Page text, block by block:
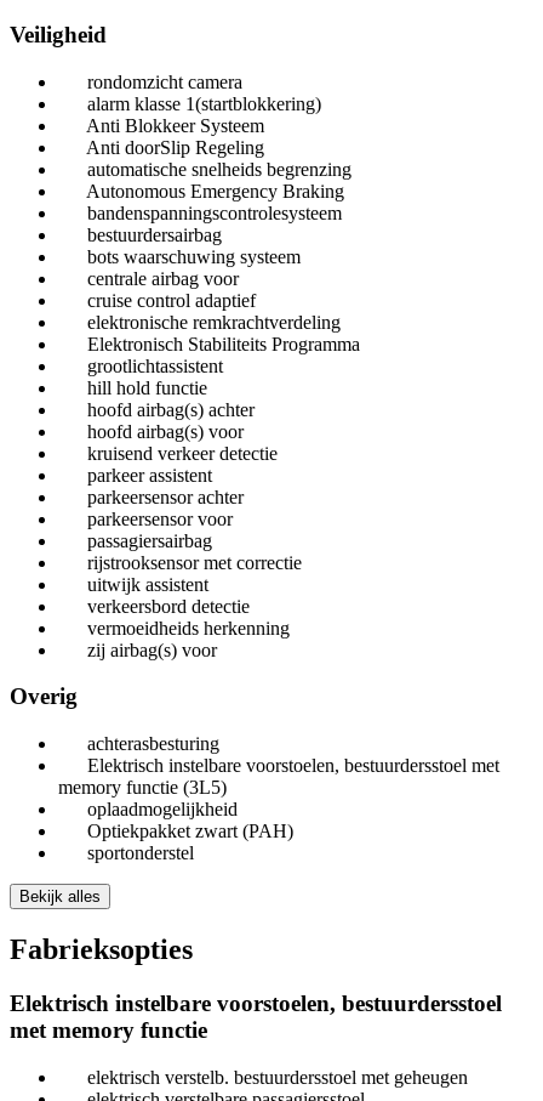
Veiligheid
rondomzicht camera
alarm klasse 1(startblokkering)
Anti Blokkeer Systeem
Anti doorSlip Regeling
automatische snelheids begrenzing
Autonomous Emergency Braking
bandenspanningscontrolesysteem
bestuurdersairbag
bots waarschuwing systeem
centrale airbag voor
cruise control adaptief
elektronische remkrachtverdeling
Elektronisch Stabiliteits Programma
grootlichtassistent
hill hold functie
hoofd airbag(s) achter
hoofd airbag(s) voor
kruisend verkeer detectie
parkeer assistent
parkeersensor achter
parkeersensor voor
passagiersairbag
rijstrooksensor met correctie
uitwijk assistent
verkeersbord detectie
vermoeidheids herkenning
zij airbag(s) voor
Overig
achterasbesturing
Elektrisch instelbare voorstoelen, bestuurdersstoel met
memory functie (3L5)
oplaadmogelijkheid
Optiekpakket zwart (PAH)
sportonderstel
Bekijk alles
Fabrieksopties
Elektrisch instelbare voorstoelen, bestuurdersstoel
met memory functie
elektrisch verstelb. bestuurdersstoel met geheugen